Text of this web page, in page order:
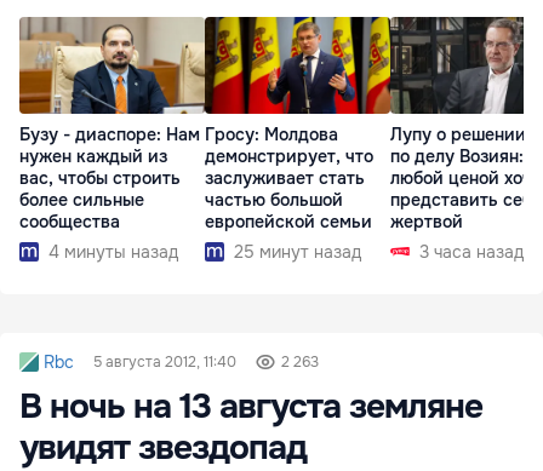
Бузу - диаспоре: Нам
нужен каждый из
вас, чтобы строить
более сильные
сообщества
4 минуты назад
Гросу: Молдова
демонстрирует, что
заслуживает стать
частью большой
европейской семьи
25 минут назад
Лупу о решении
по делу Возиян:
любой ценой
представить себя
жертвой
3 часа назад
Rbc 5 августа 2012, 11:40 2 263
В ночь на 13 августа земляне
увидят звездопад